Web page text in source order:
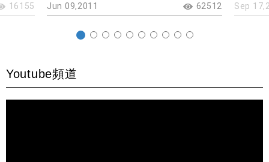
16155 Jun 09,2011 62512 Sep
Youtube頻道